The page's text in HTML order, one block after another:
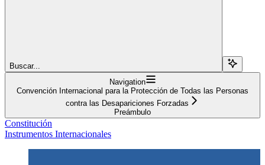
Buscar...
Navigation
Convención Internacional para la Protección de Todas las Personas
contra las Desapariciones Forzadas
Preámbulo
Constitución
Instrumentos Internacionales